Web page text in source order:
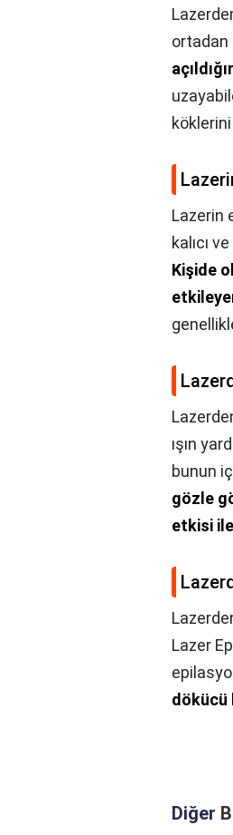
ortadan
Lazerin
kalıcı
Kişide
ışın
bunun
gözle
etkisi
Lazer
dökücü
Diğer